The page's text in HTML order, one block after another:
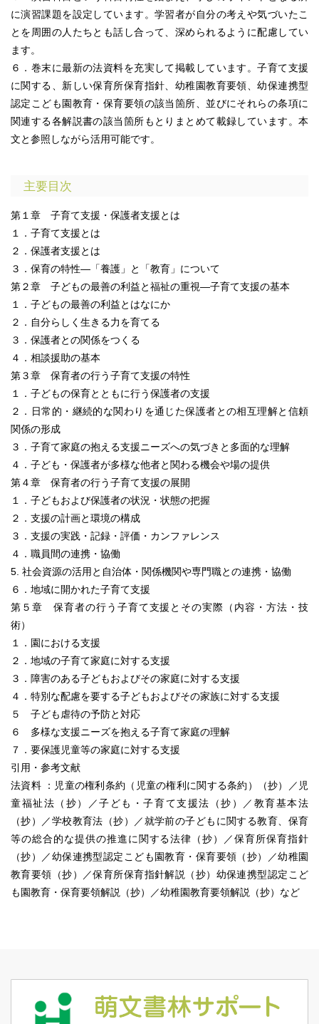
に演習課題を設定しています。学習者が自分の考えや気づいたこ
とを周囲の人たちとも話し合って、深められるように配慮してい
ます。
６．巻末に最新の法資料を充実して掲載しています。子育て支援
に関する、新しい保育所保育指針、幼稚園教育要領、幼保連携型
認定こども園教育・保育要領の該当箇所、並びにそれらの条項に
関連する各解説書の該当箇所もとりまとめて載録しています。本
文と参照しながら活用可能です。
主要目次
第１章 子育て支援・保護者支援とは
１．子育て支援とは
２．保護者支援とは
３．保育の特性―「養護」と「教育」について
第２章 子どもの最善の利益と福祉の重視―子育て支援の基本
１．子どもの最善の利益とはなにか
２．自分らしく生きる力を育てる
３．保護者との関係をつくる
４．相談援助の基本
第３章 保育者の行う子育て支援の特性
１．子どもの保育とともに行う保護者の支援
２．日常的・継続的な関わりを通じた保護者との相互理解と信頼
関係の形成
３．子育て家庭の抱える支援ニーズへの気づきと多面的な理解
４．子ども・保護者が多様な他者と関わる機会や場の提供
第４章 保育者の行う子育て支援の展開
１．子どもおよび保護者の状況・状態の把握
２．支援の計画と環境の構成
３．支援の実践・記録・評価・カンファレンス
４．職員間の連携・協働
5. 社会資源の活用と自治体・関係機関や専門職との連携・協働
６．地域に開かれた子育て支援
第５章 保育者の行う子育て支援とその実際（内容・方法・技
術）
１．園における支援
２．地域の子育て家庭に対する支援
３．障害のある子どもおよびその家庭に対する支援
４．特別な配慮を要する子どもおよびその家族に対する支援
５ 子ども虐待の予防と対応
６ 多様な支援ニーズを抱える子育て家庭の理解
７．要保護児童等の家庭に対する支援
引用・参考文献
法資料 ：児童の権利条約（児童の権利に関する条約）（抄）／児
童福祉法（抄）／子ども・子育て支援法（抄）／教育基本法
（抄）／学校教育法（抄）／就学前の子どもに関する教育、保育
等の総合的な提供の推進に関する法律（抄）／保育所保育指針
（抄）／幼保連携型認定こども園教育・保育要領（抄）／幼稚園
教育要領（抄）／保育所保育指針解説（抄）幼保連携型認定こど
も園教育・保育要領解説（抄）／幼稚園教育要領解説（抄）など